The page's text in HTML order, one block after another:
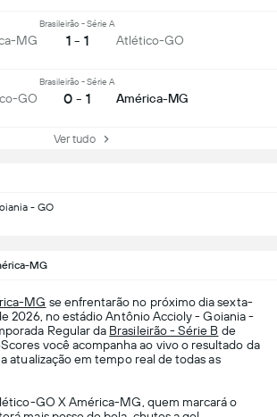
- GO
MG
Brasileirão - Série A
1 - 1 Atlético-GO
GO
Brasileirão - Série A
0 - 1 América-MG
Ver tudo
MG
MG se enfrentarão no próximo dia sexta-
2026, no estádio Antônio Accioly - Goiania -
Regular da Brasileirão - Série B de
você acompanha ao vivo o resultado da
atualização em tempo real de todas as
GO X América-MG, quem marcará o